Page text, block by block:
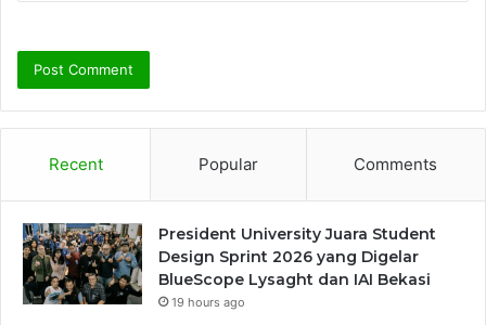
Recent Popular Comments
President University Juara Student
Design Sprint 2026 yang Digelar
BlueScope Lysaght dan IAI Bekasi
19 hours ago